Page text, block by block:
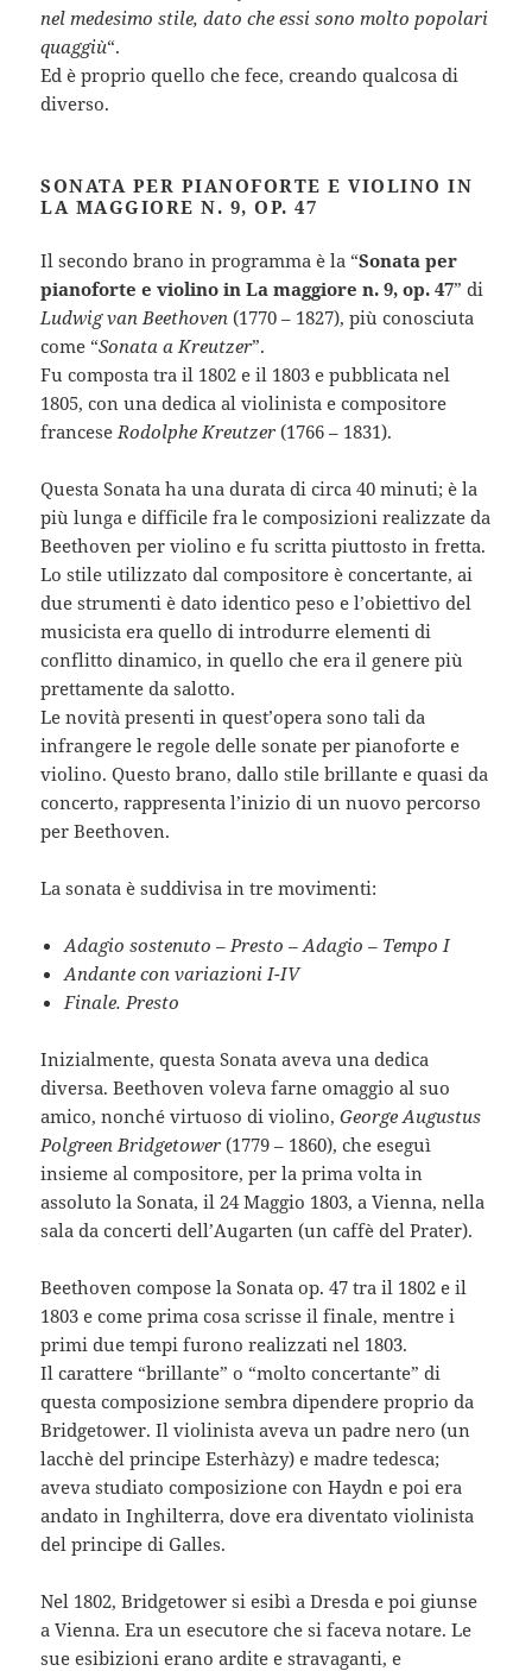
nel medesimo stile, dato che essi sono molto popolari
quaggiù“.
Ed è proprio quello che fece, creando qualcosa di
diverso.
SONATA PER PIANOFORTE E VIOLINO IN
LA MAGGIORE N. 9, OP. 47
Il secondo brano in programma è la “Sonata per
pianoforte e violino in La maggiore n. 9, op. 47” di
Ludwig van Beethoven (1770 – 1827), più conosciuta
come “Sonata a Kreutzer”.
Fu composta tra il 1802 e il 1803 e pubblicata nel
1805, con una dedica al violinista e compositore
francese Rodolphe Kreutzer (1766 – 1831).
Questa Sonata ha una durata di circa 40 minuti; è la
più lunga e difficile fra le composizioni realizzate da
Beethoven per violino e fu scritta piuttosto in fretta.
Lo stile utilizzato dal compositore è concertante, ai
due strumenti è dato identico peso e l’obiettivo del
musicista era quello di introdurre elementi di
conflitto dinamico, in quello che era il genere più
prettamente da salotto.
Le novità presenti in quest’opera sono tali da
infrangere le regole delle sonate per pianoforte e
violino. Questo brano, dallo stile brillante e quasi da
concerto, rappresenta l’inizio di un nuovo percorso
per Beethoven.
La sonata è suddivisa in tre movimenti:
Adagio sostenuto – Presto – Adagio – Tempo I
Andante con variazioni I-IV
Finale. Presto
Inizialmente, questa Sonata aveva una dedica
diversa. Beethoven voleva farne omaggio al suo
amico, nonché virtuoso di violino,George Augustus
Polgreen Bridgetower (1779 – 1860), che eseguì
insieme al compositore, per la prima volta in
assoluto la Sonata, il 24 Maggio 1803, a Vienna, nella
sala da concerti dell’Augarten (un caffè del Prater).
Beethoven compose la Sonata op. 47 tra il 1802 e il
1803 e come prima cosa scrisse il finale, mentre i
primi due tempi furono realizzati nel 1803.
Il carattere “brillante” o “molto concertante” di
questa composizione sembra dipendere proprio da
Bridgetower. Il violinista aveva un padre nero (un
lacchè del principe Esterhàzy) e madre tedesca;
aveva studiato composizione con Haydn e poi era
andato in Inghilterra, dove era diventato violinista
del principe di Galles.
Nel 1802, Bridgetower si esibì a Dresda e poi giunse
a Vienna. Era un esecutore che si faceva notare. Le
sue esibizioni erano ardite e stravaganti, e